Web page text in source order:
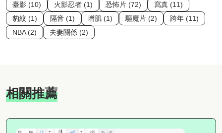
臺影 (10)
火影忍者 (1) 恐怖片 (72)
寫真 (11)
豹紋 (1)
隔音 (1) 增肌 (1) 驅魔片 (2)
跨年 (11)
NBA (2)
夫妻關係 (2)
相關推薦